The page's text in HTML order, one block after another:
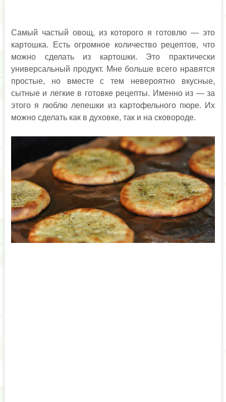
Самый частый овощ, из которого я готовлю — это
картошка. Есть огромное количество рецептов, что
можно сделать из картошки. Это практически
универсальный продукт. Мне больше всего нравятся
простые, но вместе с тем невероятно вкусные,
сытные и легкие в готовке рецепты. Именно из — за
этого я люблю лепешки из картофельного пюре. Их
можно сделать как в духовке, так и на сковороде.